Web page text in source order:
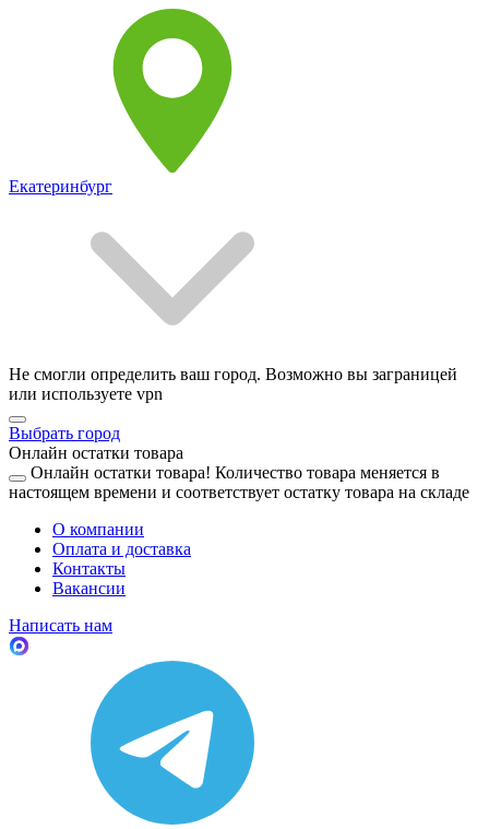
Екатеринбург
Не смогли определить ваш город. Возможно вы заграницей
или используете vpn
Выбрать город
Онлайн остатки товара
Онлайн остатки товара! Количество товара меняется в
настоящем времени и соответствует остатку товара на складе
О компании
Оплата и доставка
Контакты
Вакансии
Написать нам